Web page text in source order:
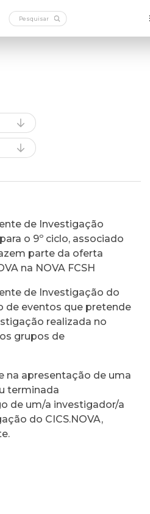
de Investigação
o 9º ciclo, associado
parte da oferta
na NOVA FCSH
de Investigação do
de eventos que pretende
realizada no
grupos de
na apresentação de uma
terminada
de um/a investigador/a
do CICS.NOVA,